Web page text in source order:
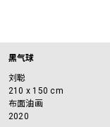
黑气球
刘聪
210 x 150 cm
布面油画
2020